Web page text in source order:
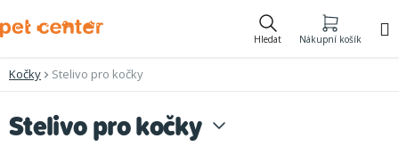
na
Hledat Nákupní košík
Kočky Stelivo pro kočky
Stelivo pro kočky